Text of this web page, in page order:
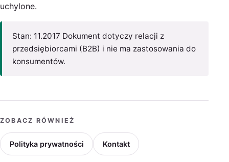
uchylone.
Stan: 11.2017 Dokument dotyczy relacji z
przedsiębiorcami (B2B) i nie ma zastosowania do
konsumentów.
ZOBACZ RÓWNIEŻ
Polityka prywatności Kontakt